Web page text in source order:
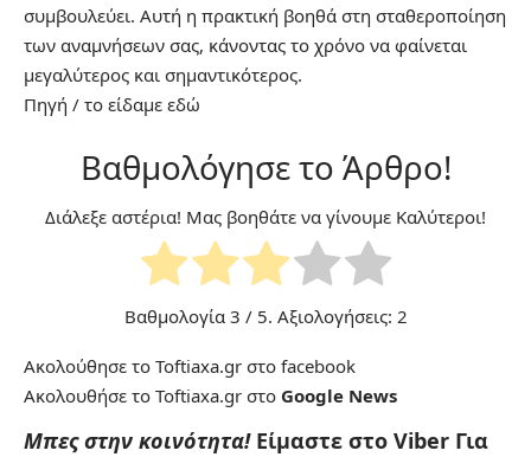
συμβουλεύει. Αυτή η πρακτική βοηθά στη σταθεροποίηση
των αναμνήσεων σας, κάνοντας το χρόνο να φαίνεται
μεγαλύτερος και σημαντικότερος.
Πηγή / το είδαμε εδώ
Βαθμολόγησε το Άρθρο!
Διάλεξε αστέρια! Μας βοηθάτε να γίνουμε Καλύτεροι!
Βαθμολογία 3 / 5. Αξιολογήσεις: 2
Ακολούθησε το Toftiaxa.gr στο facebook
Ακολουθήσε το Toftiaxa.gr στο Google News
Μπες στην κοινότητα! Είμαστε στο Viber Για